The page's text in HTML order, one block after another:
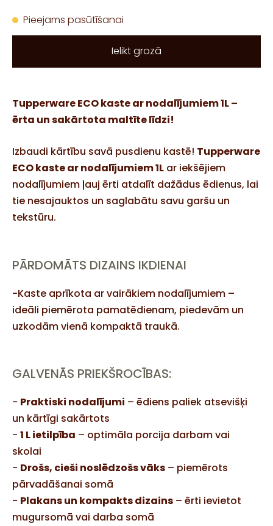
Pieejams pasūtīšanai
Ielikt grozā
Tupperware ECO kaste ar nodalījumiem 1L –
ērta un sakārtota maltīte līdzi!
Izbaudi kārtību savā pusdienu kastē! Tupperware
ECO kaste ar nodalījumiem 1L ar iekšējiem
nodalījumiem ļauj ērti atdalīt dažādus ēdienus, lai
tie nesajauktos un saglabātu savu garšu un
tekstūru.
PĀRDOMĀTS DIZAINS IKDIENAI
-Kaste aprīkota ar vairākiem nodalījumiem –
ideāli piemērota pamatēdienam, piedevām un
uzkodām vienā kompaktā traukā.
GALVENĀS PRIEKŠROCĪBAS:
- Praktiski nodalījumi – ēdiens paliek atsevišķi
un kārtīgi sakārtots
- 1 L ietilpība – optimāla porcija darbam vai
skolai
- Drošs, cieši noslēdzošs vāks – piemērots
pārvadāšanai somā
- Plakans un kompakts dizains – ērti ievietot
mugursomā vai darba somā